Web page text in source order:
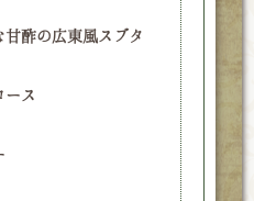
酢の広東風スブタ
ース